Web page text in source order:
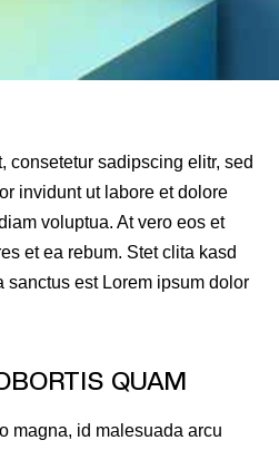
consetetur sadipscing elitr, sed
invidunt ut labore et dolore
voluptua. At vero eos et
et ea rebum. Stet clita kasd
sanctus est Lorem ipsum dolor
QUAM
magna, id malesuada arcu